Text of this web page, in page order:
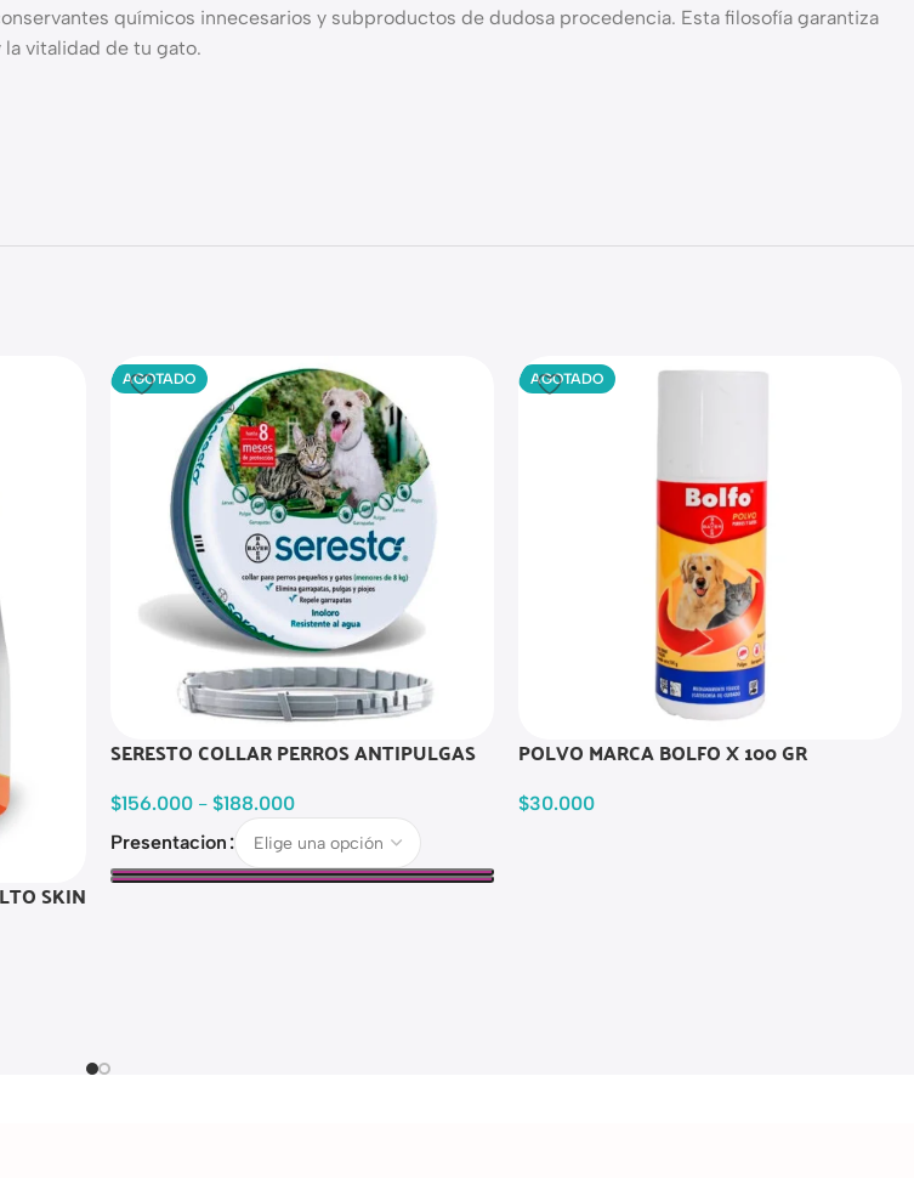
químicos innecesarios y subproductos de dudosa procedencia. Esta filosofía garantiza
vitalidad de tu gato.
SKIN
AGOTADO
SERESTO COLLAR PERROS ANTIPULGAS
$156.000 - $188.000
Presentacion
AGOTADO
POLVO MARCA BOLFO X 100 GR
$30.000